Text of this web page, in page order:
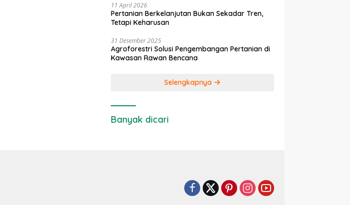
11 April 2026
Pertanian Berkelanjutan Bukan Sekadar Tren,
Tetapi Keharusan
31 Desember 2025
Agroforestri Solusi Pengembangan Pertanian di
Kawasan Rawan Bencana
Selengkapnya
Banyak dicari